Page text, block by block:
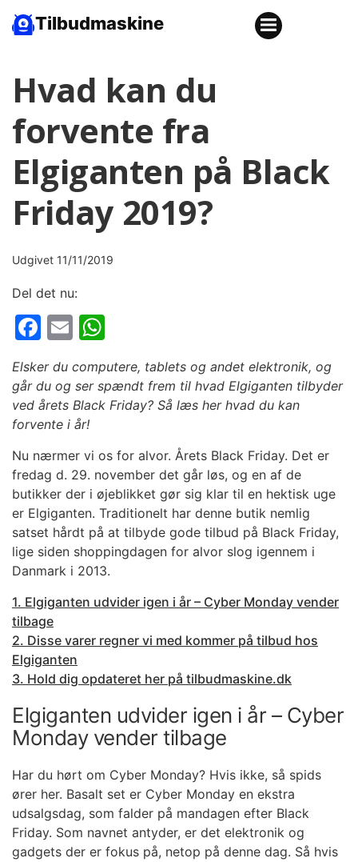
Tilbudmaskine
Hvad kan du
forvente fra
Elgiganten på Black
Friday 2019?
Udgivet 11/11/2019
Del det nu:
Facebook
Email
Elsker du computere, tablets og andet elektronik, og
går du og ser spændt frem til hvad Elgiganten tilbyder
ved årets Black Friday? Så læs her hvad du kan
forvente i år!
Nu nærmer vi os for alvor. Årets Black Friday. Det er
fredag d. 29. november det går løs, og en af de
butikker der i øjeblikket gør sig klar til en hektisk uge
er Elgiganten. Traditionelt har denne butik nemlig
satset hårdt på at tilbyde gode tilbud på Black Friday,
lige siden shoppingdagen for alvor slog igennem i
Danmark i 2013.
1. Elgiganten udvider igen i år – Cyber Monday vender
tilbage
2. Disse varer regner vi med kommer på tilbud hos
Elgiganten
3. Hold dig opdateret her på tilbudmaskine.dk
Elgiganten udvider igen i år – Cyber
Monday vender tilbage
Har du hørt om Cyber Monday? Hvis ikke, så spids
ører her. Basalt set er Cyber Monday en ekstra
udsalgsdag, som falder på mandagen efter Black
Friday. Som navnet antyder, er det elektronik og
gadgets der er fokus på, netop på denne dag. Så hvis